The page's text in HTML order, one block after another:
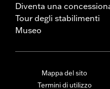
Diventa una
Tour degli stabilimenti
Museo
Mappa del sito
Termini di utilizzo